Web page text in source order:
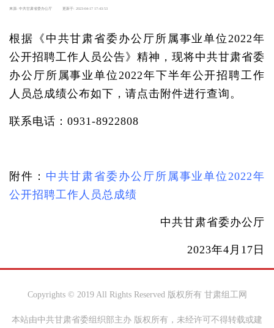
来源: 中共甘肃省委办公厅 更新于: 2023-04-17 17:43:53
根据《中共甘肃省委办公厅所属事业单位2022年
公开招聘工作人员公告》精神，现将中共甘肃省委
办公厅所属事业单位2022年下半年公开招聘工作
人员总成绩公布如下，请点击附件进行查询。
联系电话：0931-8922808
附件： 中共甘肃省委办公厅所属事业单位2022年
公开招聘工作人员总成绩
中共甘肃省委办公厅
2023年4月17日
Copyrights © 2019 All Rights Reserved 版权所有 甘肃组工网
本站由中共甘肃省委组织部主办 版权所有，未经许可不得转载或建